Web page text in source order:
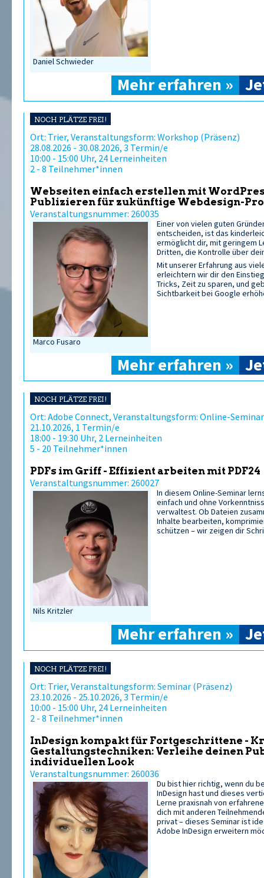
Daniel Schwieder
Mehr erfahren »
NOCH PLÄTZE FREI!
Ort: Trier, Veranstaltungsform: Workshop (Präsenz)
28.08.2026 - 30.08.2026, 3 Termin/e
10:00 - 15:00 Uhr, 24 Lerneinheiten
2 - 8 Teilnehmer*innen
Webseiten einfach erstellen mit
Publizieren für zukünftige Webdesign-
Veranstaltungsnummer: 260035
Marco Fusaro
Einer von vielen guten
entscheiden, ist das
ermöglicht dir, mit geringem
Dritten, die Kontrolle über
Mit unserer Erfahrung aus
erleichtern wir dir den
Tricks, Zeit zu sparen, und
Sichtbarkeit bei Google
Mehr erfahren »
NOCH PLÄTZE FREI!
Ort: Adobe Connect, Veranstaltungsform: Online-
21.10.2026, 1 Termin/e
18:00 - 19:30 Uhr, 2 Lerneinheiten
5 - 20 Teilnehmer*innen
PDFs im Griff - Effizient arbeiten mit PDF24
Veranstaltungsnummer: 260027
Nils Kritzler
In diesem Online-Seminar
einfach und ohne
verwaltest. Ob Dateien
Inhalte bearbeiten,
schützen – wir zeigen dir
Mehr erfahren »
NOCH PLÄTZE FREI!
Ort: Trier, Veranstaltungsform: Seminar (Präsenz)
23.10.2026 - 25.10.2026, 3 Termin/e
10:00 - 15:00 Uhr, 24 Lerneinheiten
2 - 8 Teilnehmer*innen
InDesign kompakt für Fortgeschrittene -
Gestaltungstechniken: Verleihe deinen
individuellen Look
Veranstaltungsnummer: 260036
Du bist hier richtig, wenn du
InDesign hast und dieses
Lerne praxisnah von
dich mit anderen
privat – dieses Seminar ist
Adobe InDesign erweitern